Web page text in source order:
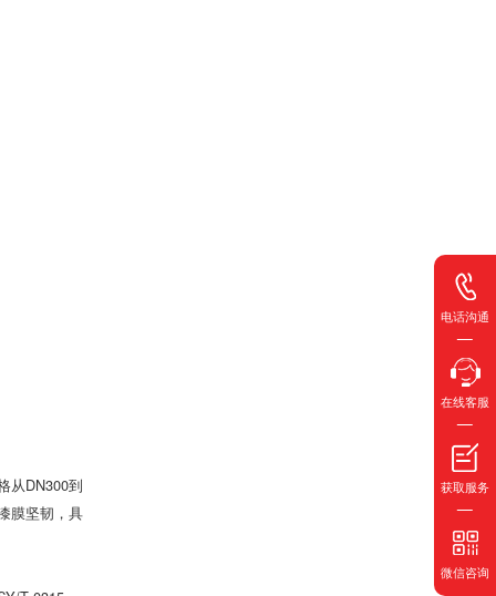
从DN300到
膜坚韧，具
电话沟通
在线客服
获取服务
微信咨询